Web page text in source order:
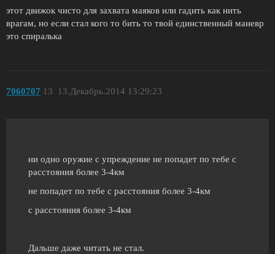
этот движок чисто для захвата маяков или гадить как нить
врагам, но если стал кого то бить то твой единственный маневр
это спиралька
7060707 13.Декабрь.2014 13:29:23
13
ни одно оружие с упреждение не попадет по тебе с
расстояния более 3-4км
не попадет по тебе с расстояния более 3-4км
с расстояния более 3-4км
Дальше даже читать не стал.